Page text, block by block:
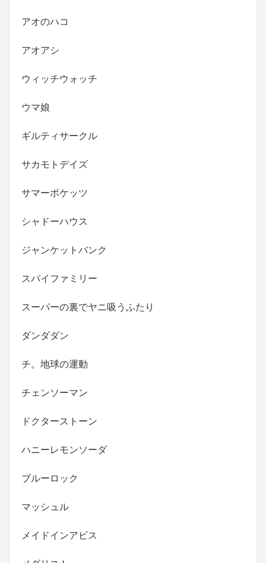
アオのハコ
アオアシ
ウィッチウォッチ
ウマ娘
ギルティサークル
サカモトデイズ
サマーポケッツ
シャドーハウス
ジャンケットバンク
スパイファミリー
スーパーの裏でヤニ吸うふたり
ダンダダン
チ。地球の運動
チェンソーマン
ドクターストーン
ハニーレモンソーダ
ブルーロック
マッシュル
メイドインアビス